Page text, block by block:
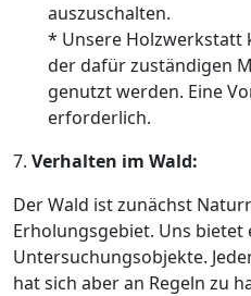
auszuschalten.
* Unsere Holzwerkstatt
der dafür zuständigen
genutzt werden. Eine
erforderlich.
7. Verhalten im Wald:
Der Wald ist zunächst
Erholungsgebiet. Uns bietet
Untersuchungsobjekte.
hat sich aber an Regeln zu